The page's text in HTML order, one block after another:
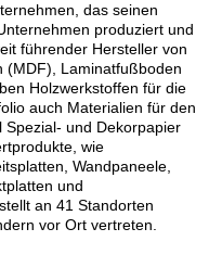
das seinen
produziert und
führender Hersteller von
(MDF), Laminatfußboden
Holzwerkstoffen für die
auch Materialien für den
Spezial- und Dekorpapier
wie
Wandpaneele,
und
an 41 Standorten
vor Ort vertreten.